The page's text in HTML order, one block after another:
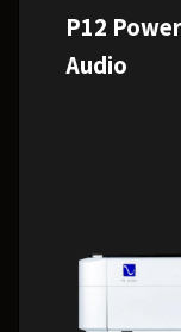
P12
Audio